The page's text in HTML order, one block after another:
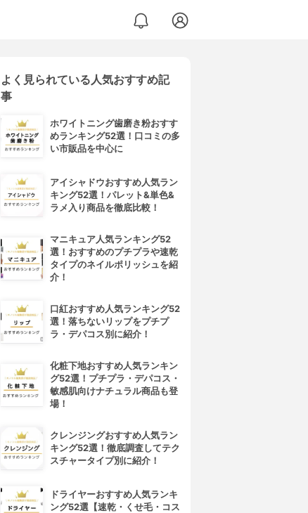
よく見られている人気おすすめ記
事
ホワイトニング歯磨き粉おすす
めランキング52選！口コミの多
い市販品を中心に
アイシャドウおすすめ人気ラン
キング52選！パレット&単色&
ラメ入り商品を徹底比較！
マニキュア人気ランキング52
選！おすすめのプチプラや速乾
タイプのネイルポリッシュを紹
介！
口紅おすすめ人気ランキング52
選！落ちないリップをプチプ
ラ・デパコス別に紹介！
化粧下地おすすめ人気ランキン
グ52選！プチプラ・デパコス・
敏感肌向けナチュラル商品も登
場！
クレンジングおすすめ人気ラン
キング52選！徹底調査してテク
スチャータイプ別に紹介！
ドライヤーおすすめ人気ランキ
ング52選【速乾・くせ毛・コス